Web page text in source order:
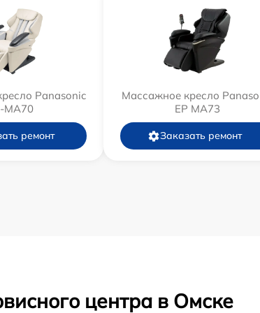
Panasonic
MA70
ремонт
Массажное кресло
EP MA73
Заказать ремонт
центра в Омске